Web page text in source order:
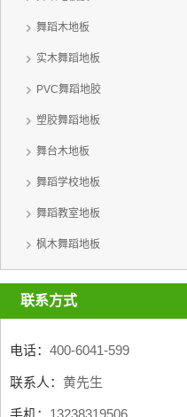
舞蹈木地板
实木舞蹈地板
PVC舞蹈地胶
塑胶舞蹈地板
舞台木地板
舞蹈学校地板
舞蹈教室地板
枫木舞蹈地板
联系方式
电话： 400-6041-599
联系人： 黄先生
手机： 13238319506